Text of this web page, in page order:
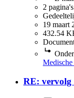
2 pagina's
19 maart
432.54
RE: vervolg